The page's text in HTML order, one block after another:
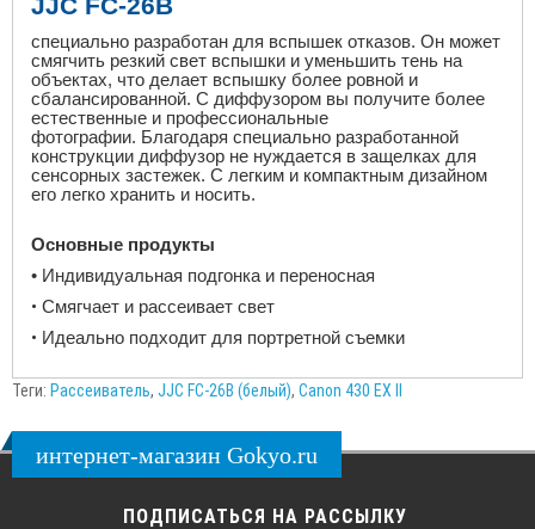
специально разработан для вспышек отказов. Он может
смягчить резкий свет вспышки и уменьшить тень на
объектах, что делает вспышку более ровной и
сбалансированной. С диффузором вы получите более
естественные и профессиональные
фотографии. Благодаря специально разработанной
конструкции диффузор не нуждается в защелках для
сенсорных застежек. С легким и компактным дизайном
его легко хранить и носить.
Основные продукты
• Индивидуальная подгонка и переносная
• Смягчает и рассеивает свет
• Идеально подходит для портретной съемки
Теги: Рассеиватель, JJC FC-26B (белый), Canon 430 EX II
интернет-магазин Gokyo.ru
ПОДПИСАТЬСЯ НА РАССЫЛКУ